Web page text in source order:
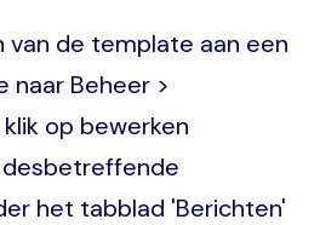
van de template aan een
naar Beheer >
op bewerken
het tabblad 'Berichten'